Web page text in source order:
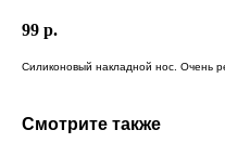
99 р.
Силиконовый накладной нос. Очень
Смотрите также